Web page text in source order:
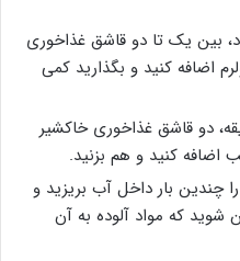
بین یک تا دو قاشق غذاخوری
اضافه کنید و بگذارید کمی
گذشت بین ۱۰ تا ۱۵ دقیقه، دو قاشق غذاخوری خاکشیر
اضافه کنید و هم بزنید.
چندین بار داخل آب بریزید و
که مواد آلوده به آن